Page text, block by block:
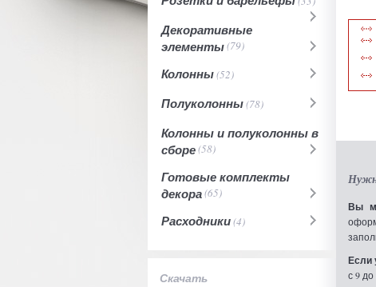
Декоративные
элементы(79)
Колонны(52)
Полуколонны(78)
Колонны и полуколонны в
сборе(58)
Готовые комплекты
декора(65)
Расходники(4)
Скачать
Вы
Если
с 9 до